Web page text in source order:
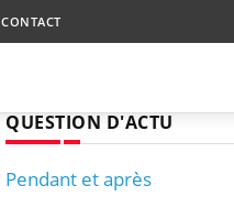
CONTACT
QUESTION D'ACTU
Pendant et après